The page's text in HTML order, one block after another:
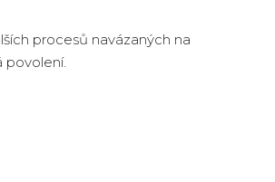
procesů navázaných na
povolení.